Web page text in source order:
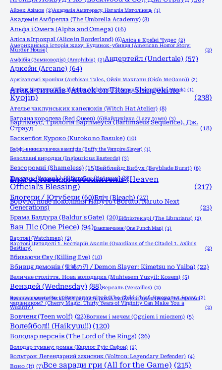
Айзек Азімов (2)Академія Аматерасу, Наталія Матолінець (1)
Академія Амбрелла (The Umbrella Academy) (8)
Альфа і Омега (Alpha and Omega) (16)
Аліса в Ігрокраї (Alice in Borderland) (6)Аліса в Країні Чудес (2)
Американська історія жаху: Будинок-убивця (American Horror Story:
Murder House)
(2)
Амфібія (Земноводія) (Amphibia) (2)Андертейл (Undertale) (57)
Аркейн (Arcane) (64)
Аркізанські хроніки (Archisan Tales, Ойзін Макганн (Oisín McGann)) (2)
Архіви Маґнуса (The Magnus Archives) (2)Атака вірусів (Virus Attack) (1)
Атака титанів (Attack on Titan, Shingeki no
Kyojin)
(238)
Ательє чаклунських капелюхів (Witch Hat Atelier) (8)
Багряна королева (Red Queen) (6)Байдиківка (Lazy town) (3)
Бартімеус, Трилогія Бартімеуса (Bartimaeus Sequence), Дж.
Страуд
(18)
Баскетбол Куроко (Kuroko no Basuke) (10)
Баффі-винищувачка вампірів (Buffy the Vampire Slayer) (1)
Безславні виродки (Inglourious Basterds) (3)
Безсоромні (Shameless) (15)Бейблейд: Вибух (Beyblade Burst) (6)
Берсерк (Berserk) (8)Бетмен (Batman) (8)
Благословення небожителів (Heaven
Official’s Blessing)
(217)
Блогери / Ютубери (60)Бліч (Bleach) (27)
Боруто: нове покоління Наруто (Boruto: Naruto Next
Generations)
(23)
Брама Балдура (Baldur's Gate) (20)Бібліотекарі (The Librarians) (2)
Ван Піс (One Piece) (94)Ванпанчмен (One Punch Man) (1)
Вартові (Watchmen) (2)
Вартові Цитаделі 1. Бестіарій Акслін (Guardians of the Citadel 1. Axlin’s
Bestiary)
(2)
Вбиваючи Єву (Killing Eve) (10)
Вбивця демонів (鬼滅の刃 / Demon Slayer: Kimetsu no Yaiba) (22)
Величне століття. Нова володарка (Muhtesem Yuzyil: Kosem) (5)
Венздей (Wednesday) (88)Версаль (Versailles) (2)
Весілля вченого Рю (1)Викрадач дітей (The Child Thief, Джеральд Бром) (2)
Вишнева магія! Якщо в тридцять років ти будеш цнотливим, то станеш
чарівником? (Cherry Magic! Thirty Years of Virginity Can Make You a
Wizard?!)
(2)
Вовченя (Teen wolf) (22)Вогнем і мечем (Ogniem i mieczem) (5)
Волейбол!! (Haikyuu!!) (120)
Володар перснів (The Lord of the Rings) (26)
Володар туману: роман (Карлос Руїс Сафон) (2)
Вольтрон: Легендарний захисник (Voltron: Legendary Defender) (4)
Воно (It) (7)Все заради гри (All for the Game) (215)